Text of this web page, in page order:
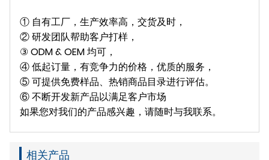
① 自有工厂，生产效率高，交货及时，
② 研发团队帮助客户打样，
③ ODM & OEM 均可，
④ 低起订量，有竞争力的价格，优质的服务，
⑤ 可提供免费样品、热销商品目录进行评估。
⑥ 不断开发新产品以满足客户市场
如果您对我们的产品感兴趣，请随时与我联系。
相关产品